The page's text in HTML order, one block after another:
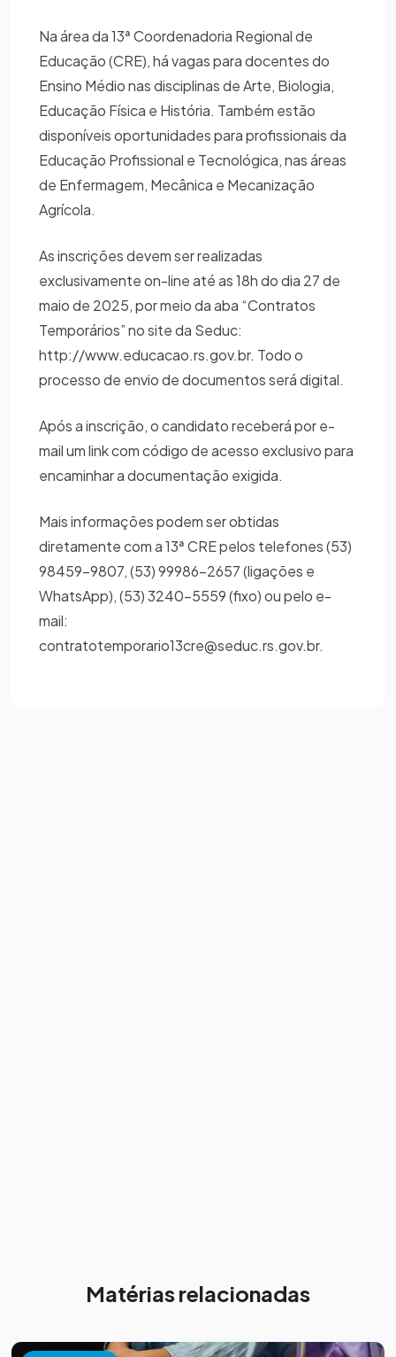
Na área da 13ª Coordenadoria Regional de
Educação (CRE), há vagas para docentes do
Ensino Médio nas disciplinas de Arte, Biologia,
Educação Física e História. Também estão
disponíveis oportunidades para profissionais da
Educação Profissional e Tecnológica, nas áreas
de Enfermagem, Mecânica e Mecanização
Agrícola.
As inscrições devem ser realizadas
exclusivamente on-line até as 18h do dia 27 de
maio de 2025, por meio da aba “Contratos
Temporários” no site da Seduc:
http://www.educacao.rs.gov.br. Todo o
processo de envio de documentos será digital.
Após a inscrição, o candidato receberá por e-
mail um link com código de acesso exclusivo para
encaminhar a documentação exigida.
Mais informações podem ser obtidas
diretamente com a 13ª CRE pelos telefones (53)
98459-9807, (53) 99986-2657 (ligações e
WhatsApp), (53) 3240-5559 (fixo) ou pelo e-
mail:
contratotemporario13cre@seduc.rs.gov.br.
Matérias relacionadas